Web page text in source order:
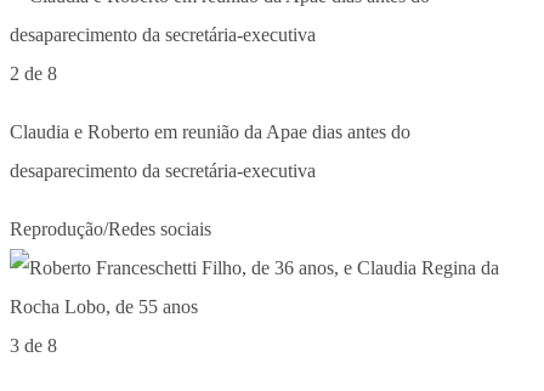
2 de 8
Claudia e Roberto em reunião da Apae dias antes do
desaparecimento da secretária-executiva
Reprodução/Redes sociais
3 de 8